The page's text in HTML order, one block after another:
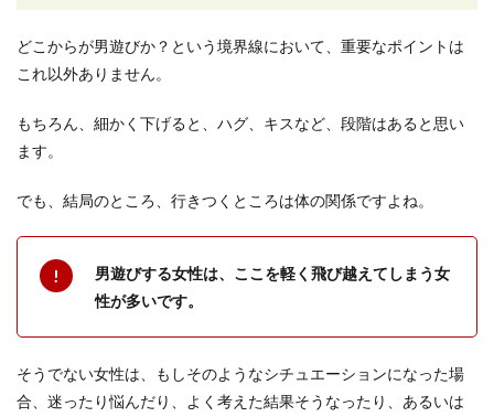
どこからが男遊びか？という境界線において、重要なポイントは
これ以外ありません。
もちろん、細かく下げると、ハグ、キスなど、段階はあると思い
ます。
でも、結局のところ、行きつくところは体の関係ですよね。
男遊びする女性は、ここを軽く飛び越えてしまう女
性が多いです。
そうでない女性は、もしそのようなシチュエーションになった場
合、迷ったり悩んだり、よく考えた結果そうなったり、あるいは